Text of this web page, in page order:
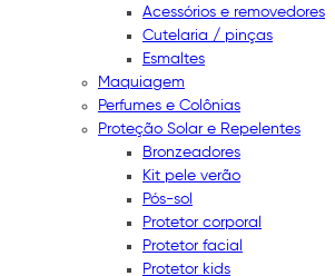
Acessórios e removedores
Cutelaria / pinças
Esmaltes
Maquiagem
Perfumes e Colônias
Proteção Solar e Repelentes
Bronzeadores
Kit pele verão
Pós-sol
Protetor corporal
Protetor facial
Protetor kids